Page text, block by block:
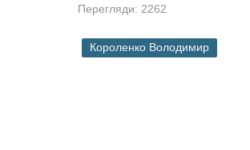
Перегляди: 2262
Короленко Володимир